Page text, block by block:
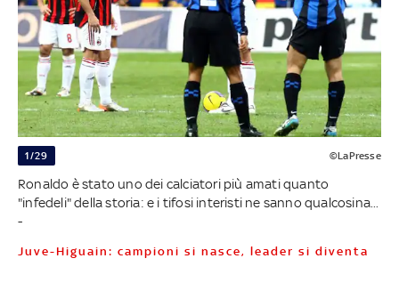
1/29 ©LaPresse
Ronaldo è stato uno dei calciatori più amati quanto
"infedeli" della storia: e i tifosi interisti ne sanno qualcosina...
-
Juve-Higuain: campioni si nasce, leader si diventa